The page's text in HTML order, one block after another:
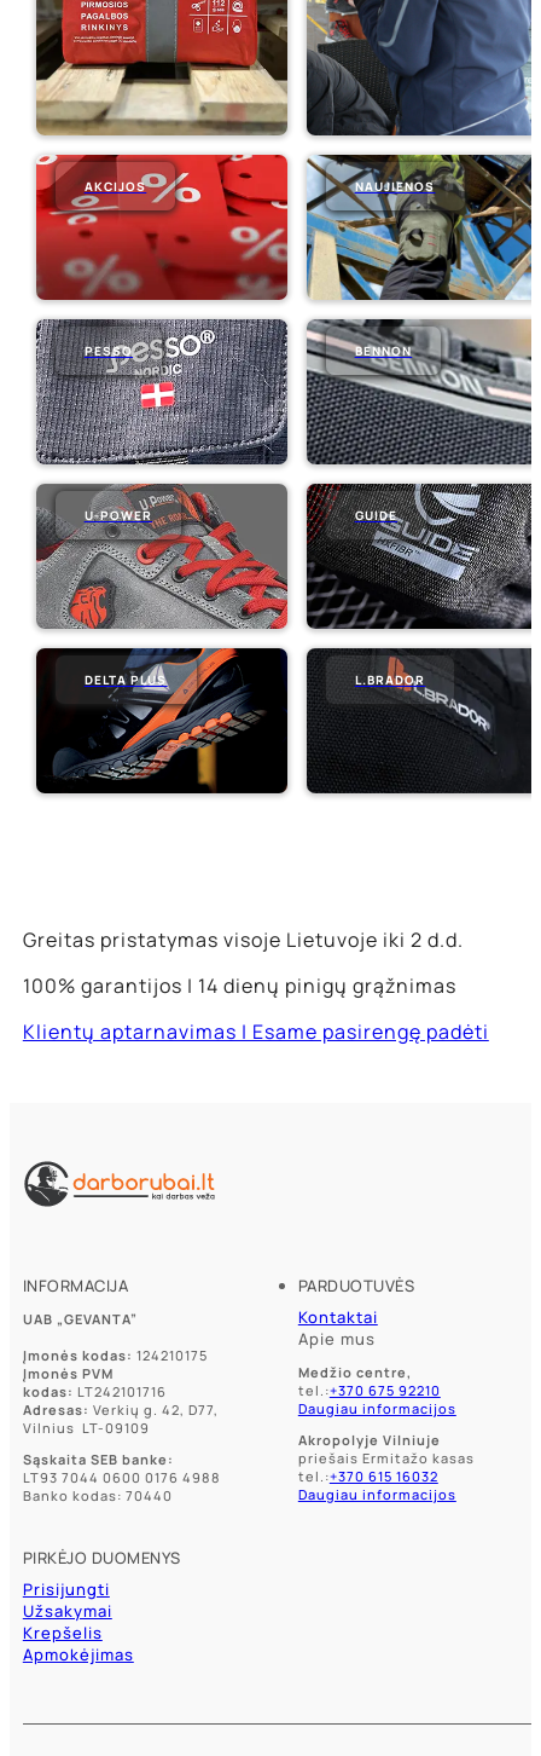
AKCIJOS NAUJIENOS
PESSO BENNON
U-POWER GUIDE
DELTA PLUS L.BRADOR
Greitas pristatymas visoje Lietuvoje iki 2 d.d.
100% garantijos | 14 dienų pinigų grąžnimas
Klientų aptarnavimas | Esame pasirengę padėti
INFORMACIJA
UAB „GEVANTA”
Įmonės kodas: 124210175
Įmonės PVM
kodas: LT242101716
Adresas: Verkių g. 42, D77,
Vilnius LT-09109
Sąskaita SEB banke:
LT93 7044 0600 0176 4988
Banko kodas: 70440
PARDUOTUVĖS
Kontaktai
Apie mus
Medžio centre,
tel.:+370 675 92210
Daugiau informacijos
Akropolyje Vilniuje
priešais Ermitažo kasas
tel.:+370 615 16032
Daugiau informacijos
PIRKĖJO DUOMENYS
Prisijungti
Užsakymai
Krepšelis
Apmokėjimas